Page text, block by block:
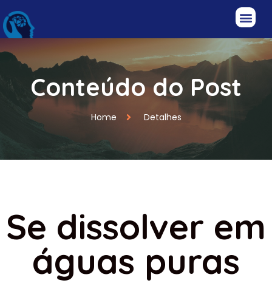
Conteúdo do Post
Home Detalhes
Se dissolver em
águas puras